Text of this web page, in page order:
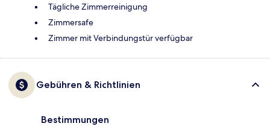
Tägliche Zimmerreinigung
Zimmersafe
Zimmer mit Verbindungstür verfügbar
Gebühren & Richtlinien
Bestimmungen